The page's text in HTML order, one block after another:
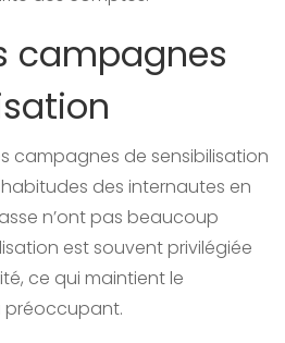
campagnes
campagnes de sensibilisation
des internautes en
n’ont pas beaucoup
est souvent privilégiée
ce qui maintient le
préoccupant.